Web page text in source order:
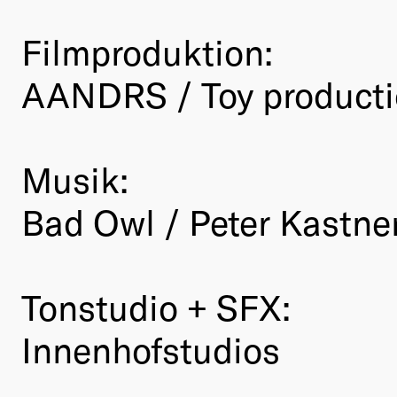
Filmproduktion:
AANDRS / Toy
Musik:
Bad Owl / Peter
Tonstudio + SFX:
Innenhofstudios